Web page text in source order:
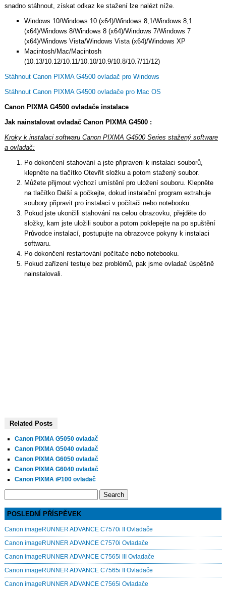
snadno stáhnout, získat odkaz ke stažení lze nalézt níže.
Windows 10/Windows 10 (x64)/Windows 8,1/Windows 8,1
(x64)/Windows 8/Windows 8 (x64)/Windows 7/Windows 7
(x64)/Windows Vista/Windows Vista (x64)/Windows XP
Macintosh/Mac/Macintosh
(10.13/10.12/10.11/10.10/10.9/10.8/10.7/11/12)
Stáhnout Canon PIXMA G4500 ovladač pro Windows
Stáhnout Canon PIXMA G4500 ovladače pro Mac OS
Canon PIXMA G4500 ovladače instalace
Jak nainstalovat ovladač Canon PIXMA G4500 :
Kroky k instalaci softwaru Canon PIXMA G4500 Series stažený software
a ovladač:
Po dokončení stahování a jste připraveni k instalaci souborů,
klepněte na tlačítko Otevřít složku a potom stažený soubor.
Můžete přijmout výchozí umístění pro uložení souboru. Klepněte
na tlačítko Další a počkejte, dokud instalační program extrahuje
soubory připravit pro instalaci v počítači nebo notebooku.
Pokud jste ukončili stahování na celou obrazovku, přejděte do
složky, kam jste uložili soubor a potom poklepejte na po spuštění
Průvodce instalací, postupujte na obrazovce pokyny k instalaci
softwaru.
Po dokončení restartování počítače nebo notebooku.
Pokud zařízení testuje bez problémů, pak jsme ovladač úspěšně
nainstalovali.
Related Posts
Canon PIXMA G5050 ovladač
Canon PIXMA G5040 ovladač
Canon PIXMA G6050 ovladač
Canon PIXMA G6040 ovladač
Canon PIXMA iP100 ovladač
POSLEDNÍ PŘÍSPĚVEK
Canon imageRUNNER ADVANCE C7570i II Ovladače
Canon imageRUNNER ADVANCE C7570i Ovladače
Canon imageRUNNER ADVANCE C7565i III Ovladače
Canon imageRUNNER ADVANCE C7565i II Ovladače
Canon imageRUNNER ADVANCE C7565i Ovladače